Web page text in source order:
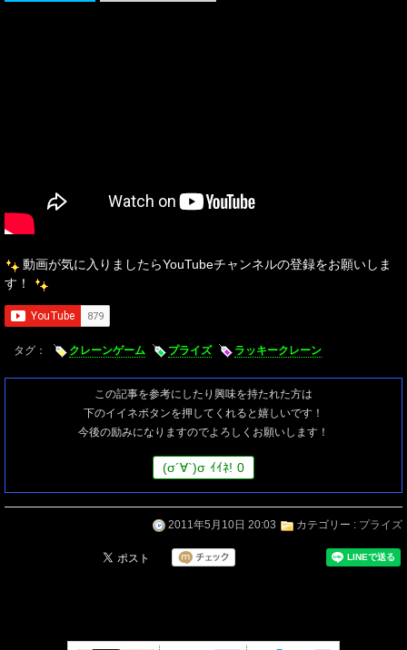
動画が気に入りましたらYouTubeチャンネルの登録をお願いしま
す！
タグ： クレーンゲーム プライズ ラッキークレーン
この記事を参考にしたり興味を持たれた方は
下のイイネボタンを押してくれると嬉しいです！
今後の励みになりますのでよろしくお願いします！
(σ´∀`)σ ｲｲﾈ! 0
2011年5月10日 20:03 カテゴリー : プライズ